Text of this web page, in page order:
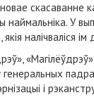
скасаванне
У
налічваліся
і